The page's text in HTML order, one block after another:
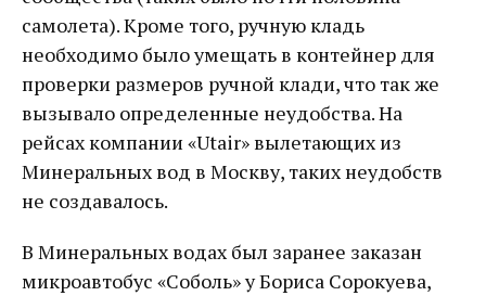
самолета). Кроме того, ручную кладь
необходимо было умещать в контейнер для
проверки размеров ручной клади, что так же
вызывало определенные неудобства. На
рейсах компании «Utair» вылетающих из
Минеральных вод в Москву, таких неудобств
не создавалось.
В Минеральных водах был заранее заказан
микроавтобус «Соболь» у Бориса Сорокуева,